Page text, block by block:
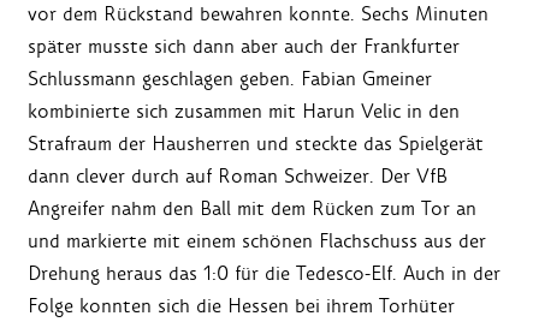
vor dem Rückstand bewahren konnte. Sechs Minuten
später musste sich dann aber auch der Frankfurter
Schlussmann geschlagen geben. Fabian Gmeiner
kombinierte sich zusammen mit Harun Velic in den
Strafraum der Hausherren und steckte das Spielgerät
dann clever durch auf Roman Schweizer. Der VfB
Angreifer nahm den Ball mit dem Rücken zum Tor an
und markierte mit einem schönen Flachschuss aus der
Drehung heraus das 1:0 für die Tedesco-Elf. Auch in der
Folge konnten sich die Hessen bei ihrem Torhüter